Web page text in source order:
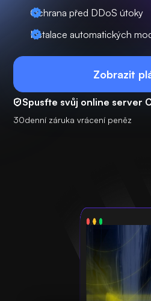
Ochrana před DDoS útoky
Instalace automatických
Zobrazit
Spusťte svůj online server
30denní záruka vrácení peněz